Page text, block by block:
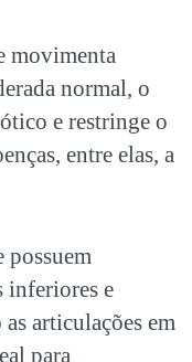
movimenta
normal, o
e restringe o
entre elas, a
possuem
inferiores e
articulações em
para